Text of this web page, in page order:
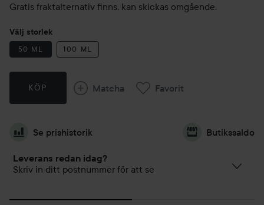
Gratis fraktalternativ finns, kan skickas omgående.
Välj storlek
50 ML 100 ML
KÖP Matcha Favorit
Se prishistorik Butikssaldo
Leverans redan idag?
Skriv in ditt postnummer för att se